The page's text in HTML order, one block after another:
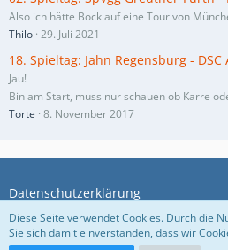
Also ich hätte Bock auf eine Tour von
Thilo 29. Juli 2021
18. Spieltag: Jahn Regensburg - DSC
Jau!
Bin am Start, muss nur schauen ob Karre
Torte 8. November 2017
Datenschutzerklärung
Diese Seite verwendet Cookies. Durch die
Sie sich damit einverstanden, dass wir